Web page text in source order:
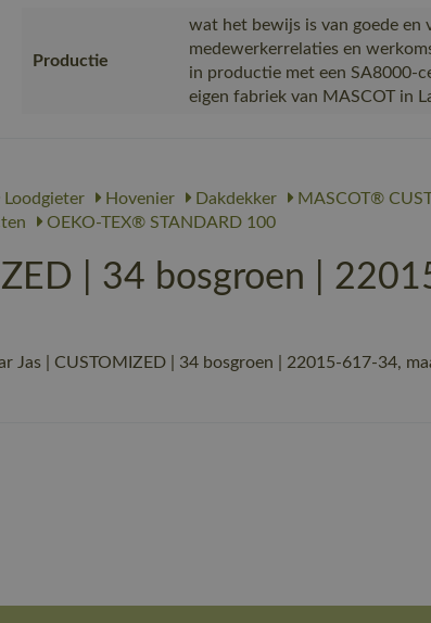
Productie
wat het bewijs is van goede en
medewerkerrelaties en
in productie met een SA8000-
eigen fabriek van MASCOT in
Loodgieter Hovenier Dakdekker MASCOT®
OEKO-TEX® STANDARD 100
| 34 bosgroen |
| CUSTOMIZED | 34 bosgroen | 22015-617-34,